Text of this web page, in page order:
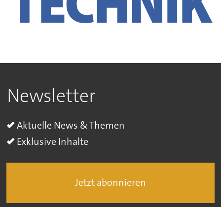
Newsletter
Aktuelle News & Themen
Exklusive Inhalte
Jetzt abonnieren